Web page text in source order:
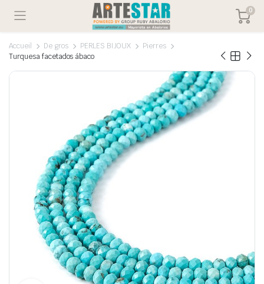
0
Accueil De gros PERLES BIJOUX
Pierres
Turquesa facetados ábaco